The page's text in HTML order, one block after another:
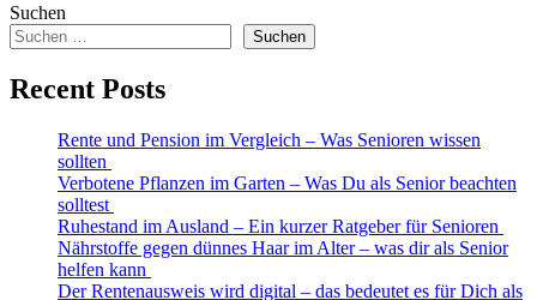
Suchen
Suchen
Recent Posts
Rente und Pension im Vergleich – Was Senioren wissen
sollten
Verbotene Pflanzen im Garten – Was Du als Senior beachten
solltest
Ruhestand im Ausland – Ein kurzer Ratgeber für Senioren
Nährstoffe gegen dünnes Haar im Alter – was dir als Senior
helfen kann
Der Rentenausweis wird digital – das bedeutet es für Dich als